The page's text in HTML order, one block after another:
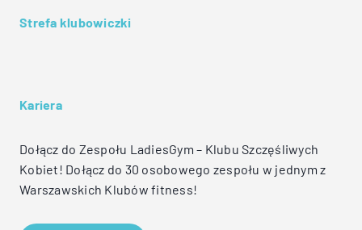
Strefa klubowiczki
Kariera
Dołącz do Zespołu LadiesGym – Klubu Szczęśliwych
Kobiet! Dołącz do 30 osobowego zespołu w jednym z
Warszawskich Klubów fitness!